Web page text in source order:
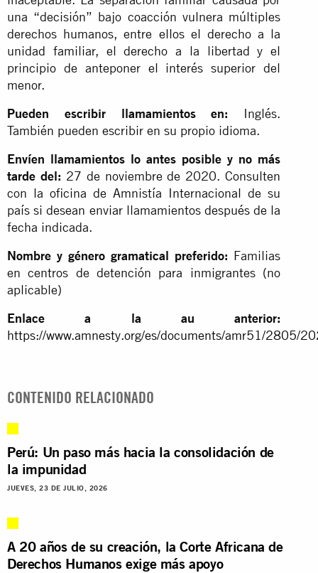
una “decisión” bajo coacción vulnera múltiples
derechos humanos, entre ellos el derecho a la
unidad familiar, el derecho a la libertad y el
principio de anteponer el interés superior del
menor.
Pueden escribir llamamientos en: Inglés.
También pueden escribir en su propio idioma.
Envíen llamamientos lo antes posible y no más
tarde del: 27 de noviembre de 2020. Consulten
con la oficina de Amnistía Internacional de su
país si desean enviar llamamientos después de la
fecha indicada.
Nombre y género gramatical preferido: Familias
en centros de detención para inmigrantes (no
aplicable)
Enlace a la au anterior:
https://www.amnesty.org/es/documents/amr51/2805/
CONTENIDO RELACIONADO
Perú: Un paso más hacia la consolidación de
la impunidad
JUEVES, 23 DE JULIO, 2026
A 20 años de su creación, la Corte Africana de
Derechos Humanos exige más apoyo